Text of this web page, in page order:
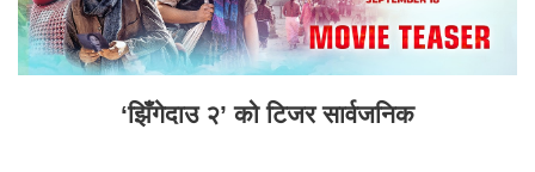
‘झिँगेदाउ २’ को टिजर सार्वजनिक